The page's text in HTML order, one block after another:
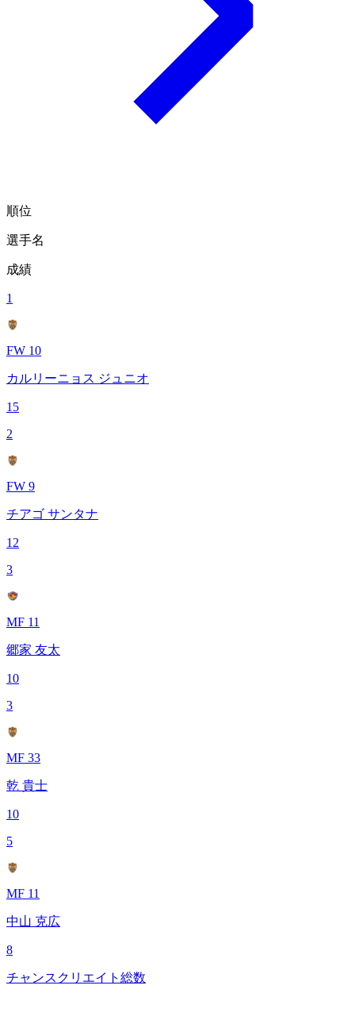
順位
選手名
成績
1
FW 10
カルリーニョス ジュニオ
15
2
FW 9
チアゴ サンタナ
12
3
MF 11
郷家 友太
10
3
MF 33
乾 貴士
10
5
MF 11
中山 克広
8
チャンスクリエイト総数